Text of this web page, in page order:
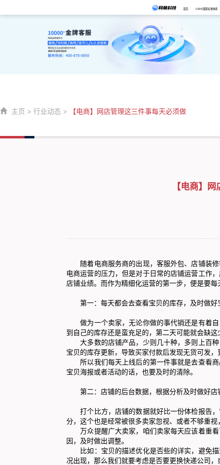
首页 CSPS/国家标准体系
主页 > 行业动态 > 【电商】网店管理这三件事每天必须做
【电商】
随着电商服务商的出现，客服外包、店铺装修
电商运营的压力，但是对于日常的店铺运营工作
店铺业绩。而作为精细化运营的第一步，便是要
第一：每天都会去查看宝贝的库存，及时做好
做为一个卖家，无论你做的事代销还是有着自
到自己的库存还是蛮充足的，第二天可能就会缺这
大多数的店铺产品，少则几十种，多则上百种
宝贝的库存更新，导致买家付款后发现无货可发
所以我们每天上线后的第一件事就是去查看商
宝贝海报或者活动的话，也要及时的清除。
第二：店铺的后台数据，根据分析及时做好店
打个比方，店铺的数据就好比一份体检报告，
分，这个也是经常被很多卖家忽视、或者不够重
万众提醒广大卖家，咱们卖家每天应该着重看
因，及时做出调整。
比如：宝贝的描述优化是否些的详实，避免描
况出现，那么我们就要考虑是否要更换快递公司